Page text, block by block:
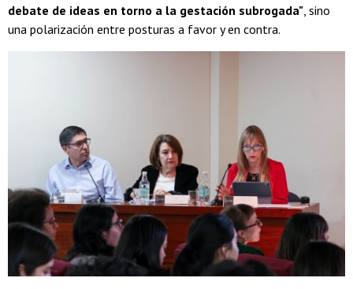
debate de ideas en torno a la gestación subrogada", sino
una polarización entre posturas a favor y en contra.